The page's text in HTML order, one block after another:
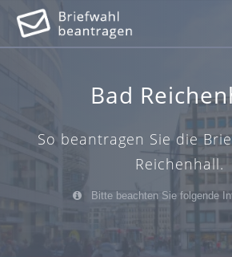
Bad
So beantragen Sie die
Reichenhall.
Bitte beachten Sie folgende